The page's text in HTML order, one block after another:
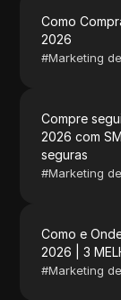
Como
2026
#Marketing
Compre
2026 com
seguras
#Marketing
Como e
2026 | 3
#Marketing